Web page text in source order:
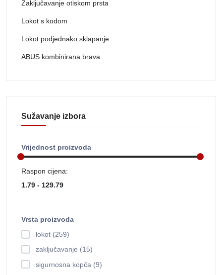
Zaključavanje otiskom prsta
Lokot s kodom
Lokot podjednako sklapanje
ABUS kombinirana brava
Sužavanje izbora
Vrijednost proizvoda
Raspon cijena:
Vrsta proizvoda
lokot (259)
zaključavanje (15)
sigurnosna kopča (9)